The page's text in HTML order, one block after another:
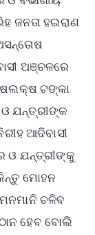
ଜନତା ହଇରାଣ
ଅଞ୍ଚଳରେ
ଟଙ୍କା
ଓ ଯନ୍ତ୍ରୀଙ୍କ
ଆଦିବାସୀ
ଓ ଯନ୍ତ୍ରୀଙ୍କୁ
ମୋହନ
ଚଳିବ
ହେବ ବୋଲି